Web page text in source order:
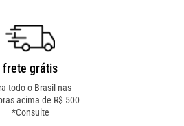
frete grátis
todo o Brasil nas
acima de R$ 500
*Consulte